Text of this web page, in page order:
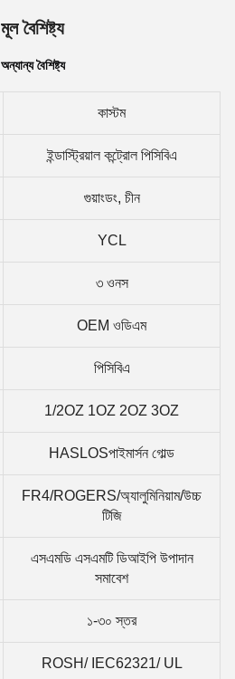
মূল বৈশিষ্ট্য
অন্যান্য বৈশিষ্ট্য
কাস্টম
ইন্ডাস্ট্রিয়াল কন্ট্রোল পিসিবিএ
গুয়াংডং, চীন
YCL
৩ ওনস
OEM ওডিএম
পিসিবিএ
1/2OZ 1OZ 2OZ 3OZ
HASLOSপাইমার্সন গোল্ড
FR4/ROGERS/অ্যালুমিনিয়াম/উচ্চ
টিজি
এসএমডি এসএমটি ডিআইপি উপাদান
সমাবেশ
১-৩০ স্তর
ROSH/ IEC62321/ UL